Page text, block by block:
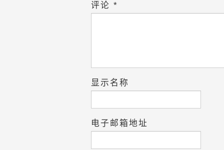
评论 *
显示名称
电子邮箱地址